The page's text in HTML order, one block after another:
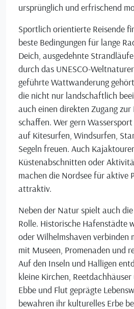
ursprünglich und erfrischend
Sportlich orientierte Reisende
beste Bedingungen für lange
Deich, ausgedehnte
durch das UNESCO-
geführte Wattwanderung gehört
die nicht nur landschaftlich
auch einen direkten Zugang
schaffen. Wer gern
auf Kitesurfen, Windsurfen,
Segeln freuen. Auch
Küstenabschnitten oder
machen die Nordsee für aktive
attraktiv.
Neben der Natur spielt auch
Rolle. Historische Hafenstädte
oder Wilhelmshaven verbinden
mit Museen, Promenaden und
Auf den Inseln und Halligen
kleine Kirchen,
Ebbe und Flut geprägte
bewahren ihr kulturelles Erbe